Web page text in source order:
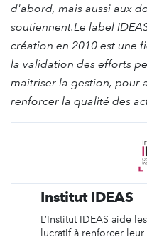
d'abord, mais aussi aux
soutiennent.Le label
création en 2010 est une
la validation des efforts
maitriser la gestion, pour
renforcer la qualité des
Institut IDEAS
L’Institut IDEAS aide
lucratif à renforcer